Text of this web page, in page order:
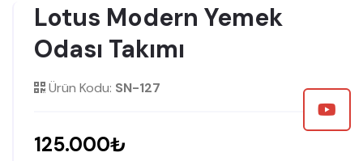
Lotus Modern Yemek
Odası Takımı
Ürün Kodu: SN-127
125.000₺